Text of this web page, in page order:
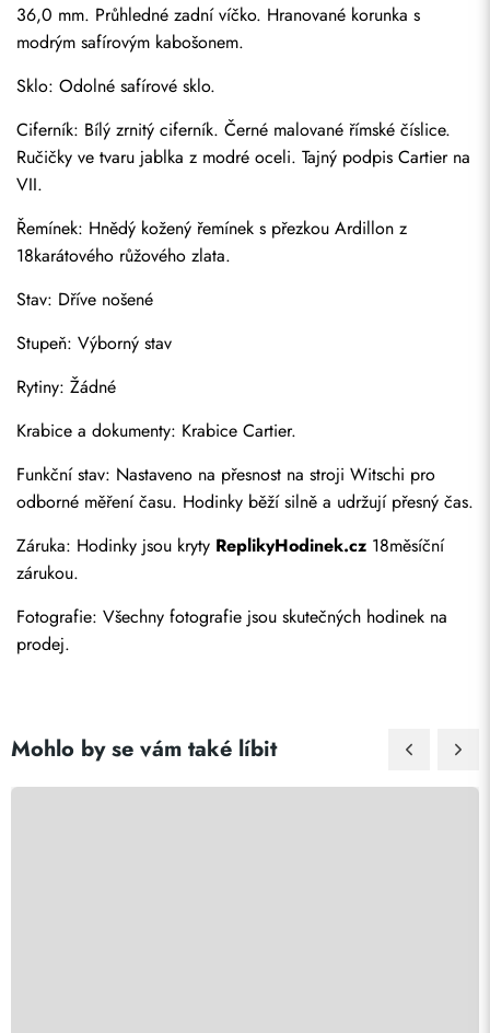
36,0 mm. Průhledné zadní víčko. Hranované korunka s
modrým safírovým kabošonem.
Sklo: Odolné safírové sklo.
Ciferník: Bílý zrnitý ciferník. Černé malované římské číslice.
Ručičky ve tvaru jablka z modré oceli. Tajný podpis Cartier na
VII.
Řemínek: Hnědý kožený řemínek s přezkou Ardillon z
18karátového růžového zlata.
Stav: Dříve nošené
Stupeň: Výborný stav
Rytiny: Žádné
Krabice a dokumenty: Krabice Cartier.
Funkční stav: Nastaveno na přesnost na stroji Witschi pro
odborné měření času. Hodinky běží silně a udržují přesný čas.
Záruka: Hodinky jsou kryty ReplikyHodinek.cz 18měsíční
zárukou.
Fotografie: Všechny fotografie jsou skutečných hodinek na
prodej.
Mohlo by se vám také líbit
Odeslat